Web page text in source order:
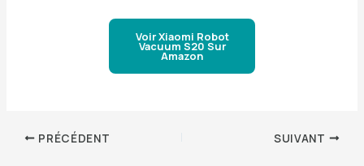
Voir Xiaomi Robot
Vacuum S20 Sur
Amazon
PRÉCÉDENT SUIVANT